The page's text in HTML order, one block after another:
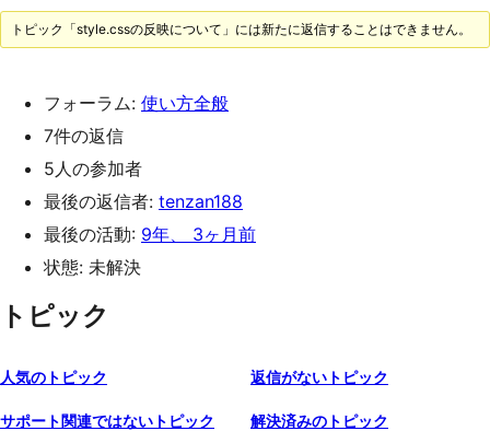
トピック「style.cssの反映について」には新たに返信することはできません。
フォーラム: 使い方全般
7件の返信
5人の参加者
最後の返信者: tenzan188
最後の活動: 9年、 3ヶ月前
状態: 未解決
トピック
人気のトピック 返信がないトピック
サポート関連ではないトピック 解決済みのトピック